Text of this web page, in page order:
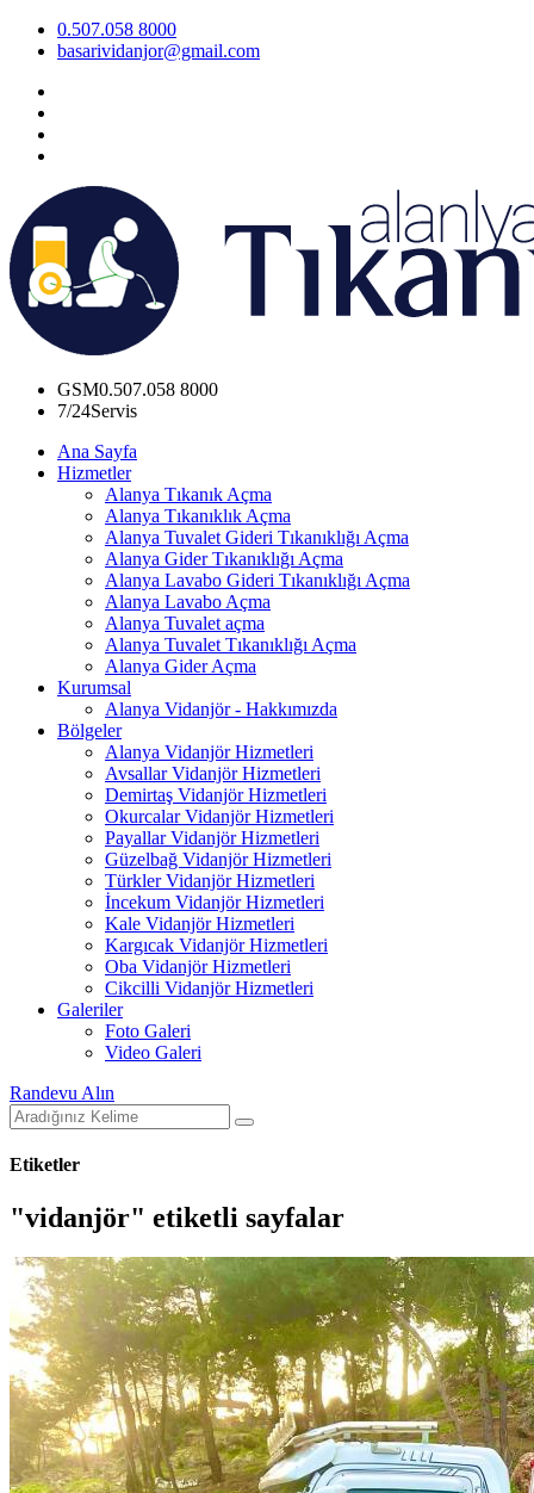
0.507.058 8000
basarividanjor@gmail.com
GSM0.507.058 8000
7/24Servis
Ana Sayfa
Hizmetler
Alanya Tıkanık Açma
Alanya Tıkanıklık Açma
Alanya Tuvalet Gideri Tıkanıklığı Açma
Alanya Gider Tıkanıklığı Açma
Alanya Lavabo Gideri Tıkanıklığı Açma
Alanya Lavabo Açma
Alanya Tuvalet açma
Alanya Tuvalet Tıkanıklığı Açma
Alanya Gider Açma
Kurumsal
Alanya Vidanjör - Hakkımızda
Bölgeler
Alanya Vidanjör Hizmetleri
Avsallar Vidanjör Hizmetleri
Demirtaş Vidanjör Hizmetleri
Okurcalar Vidanjör Hizmetleri
Payallar Vidanjör Hizmetleri
Güzelbağ Vidanjör Hizmetleri
Türkler Vidanjör Hizmetleri
İncekum Vidanjör Hizmetleri
Kale Vidanjör Hizmetleri
Kargıcak Vidanjör Hizmetleri
Oba Vidanjör Hizmetleri
Cikcilli Vidanjör Hizmetleri
Galeriler
Foto Galeri
Video Galeri
Randevu Alın
Etiketler
"vidanjör" etiketli sayfalar